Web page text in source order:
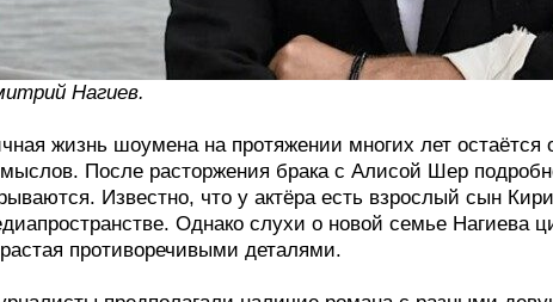
Нагиев.
жизнь шоумена на протяжении многих лет остаётся
После расторжения брака с Алисой Шер
Известно, что у актёра есть взрослый сын
Однако слухи о новой семье Нагиева
противоречивыми деталями.